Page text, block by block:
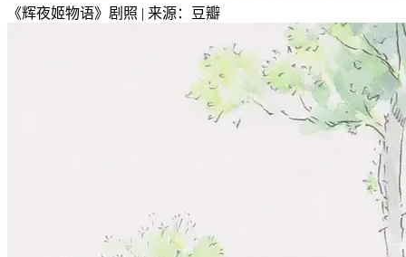
《辉夜姬物语》剧照 | 来源：豆瓣